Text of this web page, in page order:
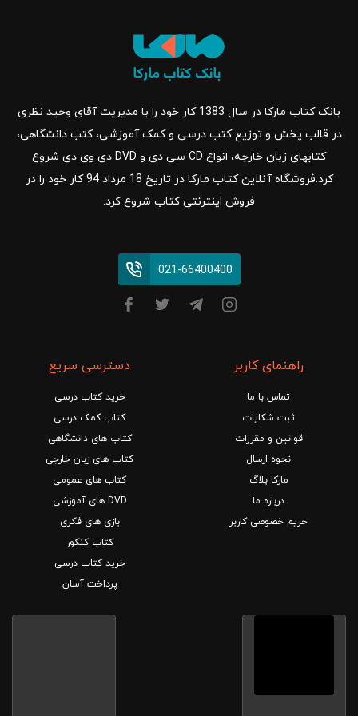
بانک کتاب مارکا در سال 1383 کار خود را با مدیریت آقای وحید نظری
در قالب پخش و توزیع کتب درسی و کمک آموزشی، کتب دانشگاهی،
کتابهای زبان خارجه، انواع CD سی دی و DVD دی وی دی شروع
کرد.فروشگاه آنلاین کتاب مارکا در تاریخ 18 مرداد 94 کار خود را در
فروش اینترنتی کتاب شروع کرد.
021-66400400
راهنمای کاربر
تماس با ما
ثبت شکایات
قوانین و مقررات
نحوه ارسال
مارکا بلاگ
درباره ما
حریم خصوصی کاربر
دسترسی سریع
خرید کتاب درسی
کتاب کمک درسی
کتاب های دانشگاهی
کتاب های زبان خارجی
کتاب های عمومی
DVD های آموزشی
بازی های فکری
کتاب کنکور
خرید کتاب درسی
پرداخت آسان